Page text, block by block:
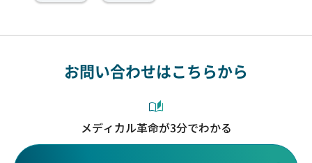
お問い合わせはこちらから
メディカル革命が3分でわかる